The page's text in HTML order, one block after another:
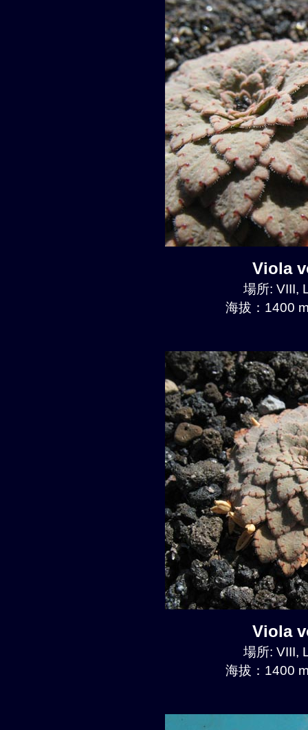
Viola
場所: VIII,
海拔：1400
Viola
場所: VIII,
海拔：1400